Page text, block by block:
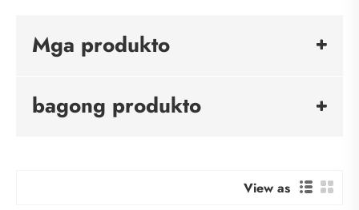
Mga produkto
bagong produkto
View as